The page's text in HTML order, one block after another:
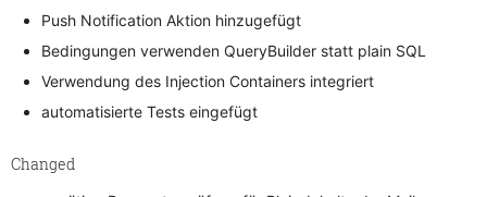
Push Notification Aktion hinzugefügt
Bedingungen verwenden QueryBuilder statt plain SQL
Verwendung des Injection Containers integriert
automatisierte Tests eingefügt
Changed